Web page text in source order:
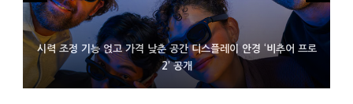
시력 조정 기능 얹고 가격 낮춘 공간 디스플레이 안경 ‘비추어 프로
2’ 공개
D램 부족에 10억달러어치 아이폰18 프로세서 패키징 대기 중
300~400달러 반지형 스피커 준비하는 오픈AI